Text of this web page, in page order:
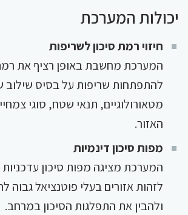
יכולות המערכת
חיזוי רמת סיכון לשריפות
המערכת מחשבת באופן רציף את
להתפתחות שריפות על בסיס שילוב
מטאורולוגיים, תנאי שטח, סוגי
האזור.
מפות סיכון דינמיות
המערכת מציגה מפות סיכון
לזהות אזורים בעלי פוטנציאל
ולהבין את התפלגות הסיכון במרחב.